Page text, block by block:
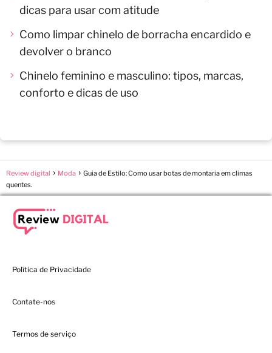
dicas para usar com atitude
Como limpar chinelo de borracha encardido e
devolver o branco
Chinelo feminino e masculino: tipos, marcas,
conforto e dicas de uso
Review digital Moda
Guia de Estilo: Como usar botas de montaria em climas
quentes.
Política de Privacidade
Contate-nos
Termos de serviço